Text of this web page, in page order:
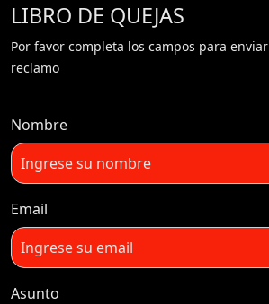
LIBRO DE QUEJAS
Por favor completa los campos para
reclamo
Nombre
Email
Asunto